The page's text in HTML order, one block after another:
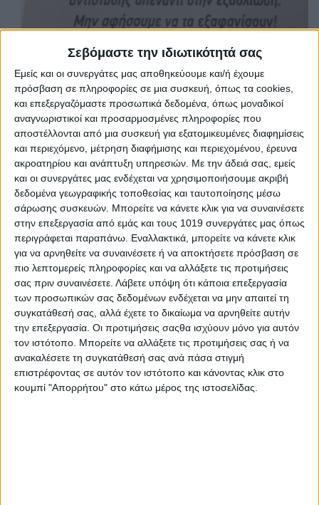
Σεβόμαστε την ιδιωτικότητά σας
Εμείς και οι συνεργάτες μας αποθηκεύουμε και/ή έχουμε
πρόσβαση σε πληροφορίες σε μια συσκευή, όπως τα cookies,
και επεξεργαζόμαστε προσωπικά δεδομένα, όπως μοναδικοί
αναγνωριστικοί και προσαρμοσμένες πληροφορίες που
αποστέλλονται από μια συσκευή για εξατομικευμένες διαφημίσεις
και περιεχόμενο, μέτρηση διαφήμισης και περιεχομένου, έρευνα
ακροατηρίου και ανάπτυξη υπηρεσιών. Με την άδειά σας, εμείς
και οι συνεργάτες μας ενδέχεται να χρησιμοποιήσουμε ακριβή
δεδομένα γεωγραφικής τοποθεσίας και ταυτοποίησης μέσω
σάρωσης συσκευών. Μπορείτε να κάνετε κλικ για να συναινέσετε
στην επεξεργασία από εμάς και τους 1019 συνεργάτες μας όπως
περιγράφεται παραπάνω. Εναλλακτικά, μπορείτε να κάνετε κλικ
για να αρνηθείτε να συναινέσετε ή να αποκτήσετε πρόσβαση σε
πιο λεπτομερείς πληροφορίες και να αλλάξετε τις προτιμήσεις
σας πριν συναινέσετε. Λάβετε υπόψη ότι κάποια επεξεργασία
των προσωπικών σας δεδομένων ενδέχεται να μην απαιτεί τη
συγκατάθεσή σας, αλλά έχετε το δικαίωμα να αρνηθείτε αυτήν
την επεξεργασία. Οι προτιμήσεις σαςθα ισχύουν μόνο για αυτόν
τον ιστότοπο. Μπορείτε να αλλάξετε τις προτιμήσεις σας ή να
ανακαλέσετε τη συγκατάθεσή σας ανά πάσα στιγμή
επιστρέφοντας σε αυτόν τον ιστότοπο και κάνοντας κλικ στο
κουμπί "Απορρήτου" στο κάτω μέρος της ιστοσελίδας.
Share
Share Post Email Print
AUTHOR
Σταμάτης Κ. Ρουσόδημος